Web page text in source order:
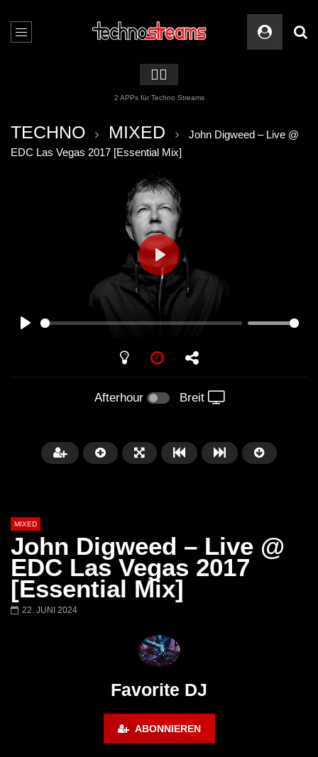
🏳️‍🌈
2 APPs für Techno Streams
TECHNO MIXED
John Digweed – Live @
EDC Las Vegas 2017 [Essential Mix]
PLAY
Afterhour Breit
MIXED
John Digweed – Live @
EDC Las Vegas 2017
[Essential Mix]
22. JUNI 2024
Favorite DJ
ABONNIEREN